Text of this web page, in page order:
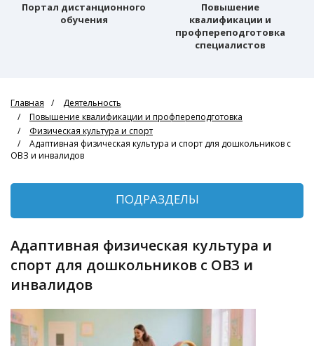
Портал дистанционного
обучения
Повышение
квалификации и
профпереподготовка
специалистов
Главная
Деятельность
Повышение квалификации и профпереподготовка
Физическая культура и спорт
Адаптивная физическая культура и спорт для дошкольников с
ОВЗ и инвалидов
ПОДРАЗДЕЛЫ
Адаптивная физическая культура и
спорт для дошкольников с ОВЗ и
инвалидов